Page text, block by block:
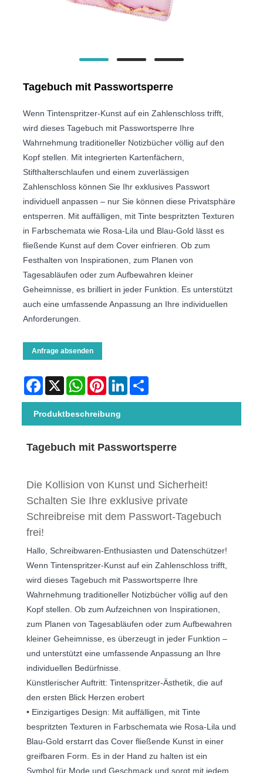
Tagebuch mit Passwortsperre
Wenn Tintenspritzer-Kunst auf ein Zahlenschloss trifft,
wird dieses Tagebuch mit Passwortsperre Ihre
Wahrnehmung traditioneller Notizbücher völlig auf den
Kopf stellen. Mit integrierten Kartenfächern,
Stifthalterschlaufen und einem zuverlässigen
Zahlenschloss können Sie Ihr exklusives Passwort
individuell anpassen – nur Sie können diese Privatsphäre
entsperren. Mit auffälligen, mit Tinte bespritzten Texturen
in Farbschemata wie Rosa-Lila und Blau-Gold lässt es
fließende Kunst auf dem Cover einfrieren. Ob zum
Festhalten von Inspirationen, zum Planen von
Tagesabläufen oder zum Aufbewahren kleiner
Geheimnisse, es brilliert in jeder Funktion. Es unterstützt
auch eine umfassende Anpassung an Ihre individuellen
Anforderungen.
Anfrage absenden
Facebook
X WhatsAppPinterestLinkedIn
Produktbeschreibung
Tagebuch mit Passwortsperre
Die Kollision von Kunst und Sicherheit!
Schalten Sie Ihre exklusive private
Schreibreise mit dem Passwort-Tagebuch
frei!
Hallo, Schreibwaren-Enthusiasten und Datenschützer!
Wenn Tintenspritzer-Kunst auf ein Zahlenschloss trifft,
wird dieses Tagebuch mit Passwortsperre Ihre
Wahrnehmung traditioneller Notizbücher völlig auf den
Kopf stellen. Ob zum Aufzeichnen von Inspirationen,
zum Planen von Tagesabläufen oder zum Aufbewahren
kleiner Geheimnisse, es überzeugt in jeder Funktion –
und unterstützt eine umfassende Anpassung an Ihre
individuellen Bedürfnisse.
Künstlerischer Auftritt: Tintenspritzer-Ästhetik, die auf
den ersten Blick Herzen erobert
• Einzigartiges Design: Mit auffälligen, mit Tinte
bespritzten Texturen in Farbschemata wie Rosa-Lila und
Blau-Gold erstarrt das Cover fließende Kunst in einer
greifbaren Form. Es in der Hand zu halten ist ein
Symbol für Mode und Geschmack und sorgt mit jedem